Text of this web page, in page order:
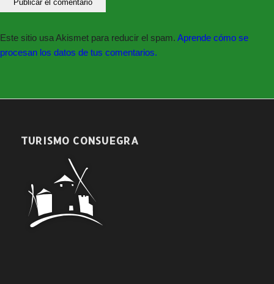
Este sitio usa Akismet para reducir el spam. Aprende cómo se
procesan los datos de tus comentarios.
TURISMO CONSUEGRA